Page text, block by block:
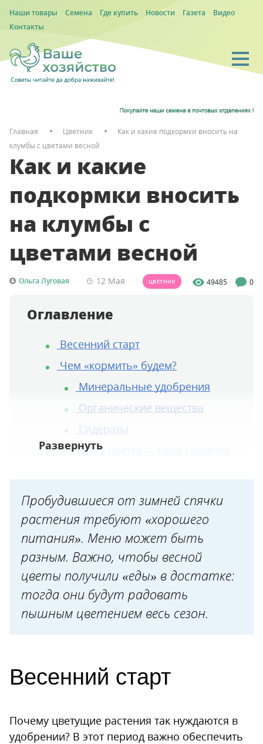
Наши товары Семена Где купить Новости Газета
Видео
Контакты
Главная Цветник
Как и какие подкормки вносить на
клумбы с цветами весной
Как и какие
подкормки вносить
на клумбы с
цветами весной
Ольга Луговая 12 Мая ЦВЕТНИК 49485 0
Оглавление
Весенний старт
Чем «кормить» будем?
Минеральные удобрения
Органические вещества
Сидераты
Каждому цветку — своя «тарелка
Нарцисс
Примула
Крокус
Роза
Пион
Флокс
Астра
Пробудившиеся от зимней спячки
растения требуют «хорошего
питания». Меню может быть
разным. Важно, чтобы весной
цветы получили «еды» в достатке:
тогда они будут радовать
пышным цветением весь сезон.
Весенний старт
Почему цветущие растения так нуждаются в
удобрении? В этот период важно обеспечить